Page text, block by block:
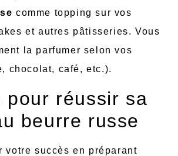
comme topping sur vos
et autres pâtisseries. Vous
la parfumer selon vos
chocolat, café, etc.).
pour réussir sa
beurre russe
votre succès en préparant